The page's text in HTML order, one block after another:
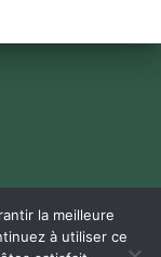
la meilleure
à utiliser ce